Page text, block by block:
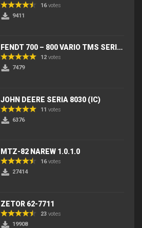
16votes
9411
FENDT 700 – 800 VARIO TMS SERIES (IC) V2
12 votes
7479
JOHN DEERE SERIA 8030 (IC)
11 votes
6376
MTZ-82 NAREW 1.0.1.0
16votes
27414
ZETOR 62-7711
23 votes
19908